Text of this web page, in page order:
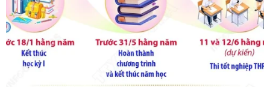
Xuất hiện các cung trượt sạt kèm
theo nhiều vết nứt, gãy tại Sơn La
07/08/2026 07:31